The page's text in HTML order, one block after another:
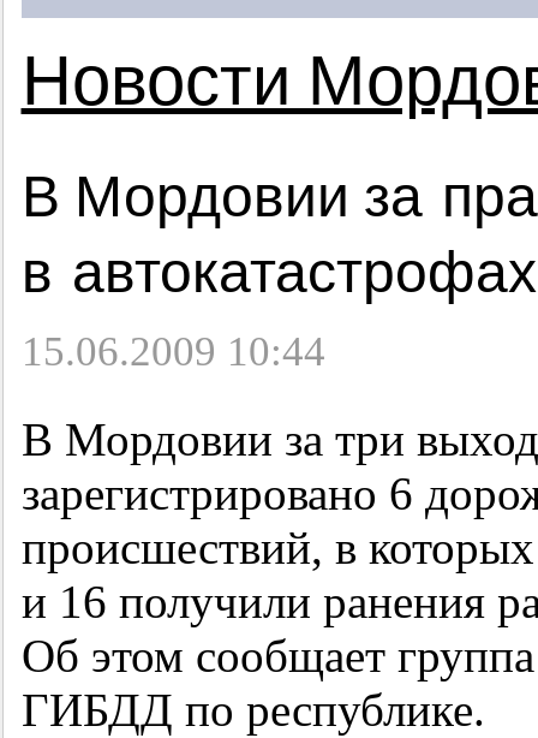
Новости
В Мордовии за
в
15.06.2009 10:44
В Мордовии за три
зарегистрировано 6
происшествий, в
и 16 получили ранения
Об этом сообщает
ГИБДД по республике.